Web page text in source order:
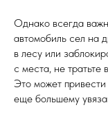
Однако всегда
автомобиль сел на
в лесу или
с места, не тратьте
Это может
еще большему